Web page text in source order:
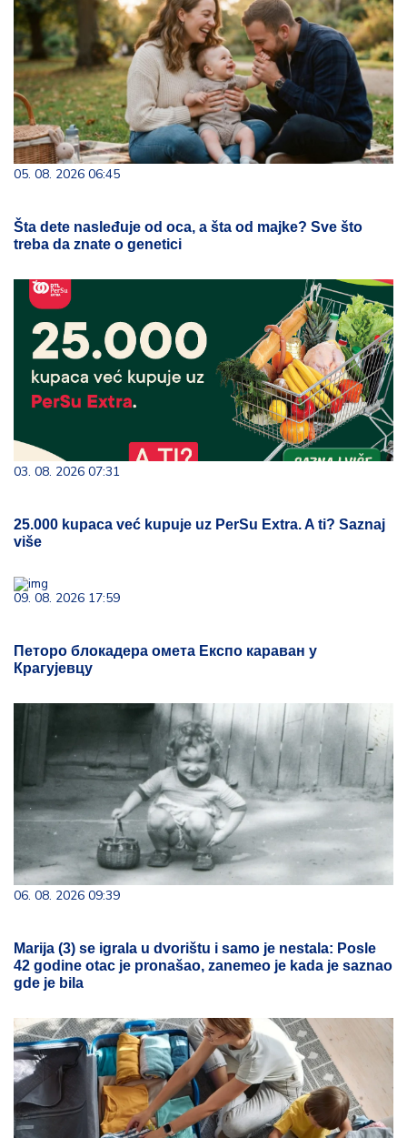
05. 08. 2026 06:45
Šta dete nasleđuje od oca, a šta od majke? Sve što
treba da znate o genetici
03. 08. 2026 07:31
25.000 kupaca već kupuje uz PerSu Extra. A ti? Saznaj
više
09. 08. 2026 17:59
Петоро блокадера омета Експо караван у
Крагујевцу
06. 08. 2026 09:39
Marija (3) se igrala u dvorištu i samo je nestala: Posle
42 godine otac je pronašao, zanemeo je kada je saznao
gde je bila